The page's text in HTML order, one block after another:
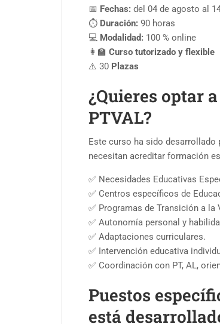
📅 Fechas: del 04 de agosto al
⏱️ Duración: 90 horas
💻 Modalidad: 100 % online
👩‍🏫 Curso tutorizado y flexible
⚠️ 30 Plazas
¿Quieres optar
PTVAL?
Este curso ha sido
necesitan acreditar formación
✅ Necesidades Educativas
✅ Centros específicos de
✅ Programas de Transición a la
✅ Autonomía personal y
✅ Adaptaciones curriculares.
✅ Intervención educativa
✅ Coordinación con PT, AL,
Puestos
está